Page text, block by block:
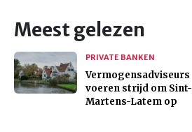
Meest gelezen
PRIVATE BANKEN
Vermogensadviseurs
voeren strijd om Sint-
Martens-Latem op